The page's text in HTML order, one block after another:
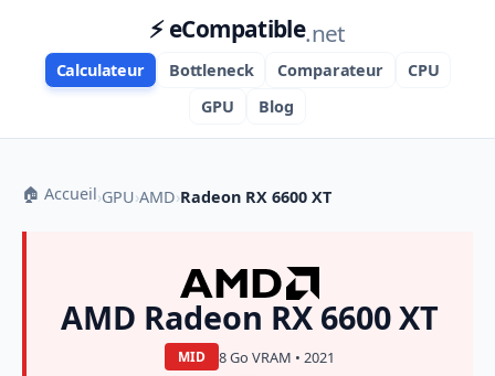
⚡ eCompatible.net
Calculateur Bottleneck Comparateur
CPU
GPU
Blog
🏠 Accueil›GPU›AMD›Radeon RX 6600 XT
AMD Radeon RX 6600 XT
MID 8 Go VRAM • 2021